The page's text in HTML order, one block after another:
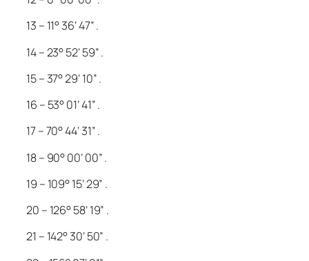
13 – 11° 36’ 47” .
14 – 23° 52’ 59” .
15 – 37° 29’ 10” .
16 – 53° 01’ 41” .
17 – 70° 44’ 31” .
18 – 90° 00’ 00” .
19 – 109° 15’ 29” .
20 – 126° 58’ 19” .
21 – 142° 30’ 50” .